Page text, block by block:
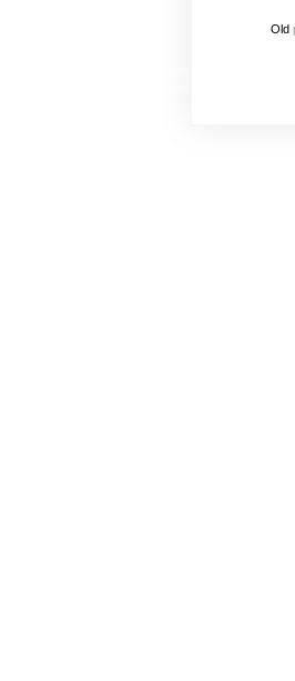
Old